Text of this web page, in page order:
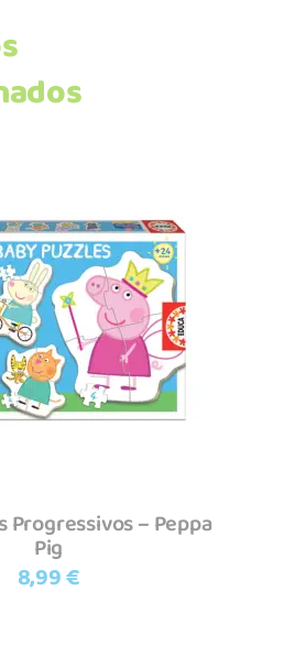
Adicionar
Progressivos – Peppa
Pig
8,99€